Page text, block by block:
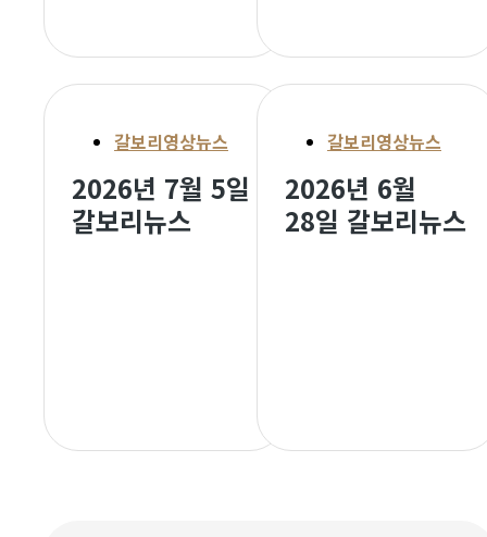
갈보리영상뉴스
2026년 7월 5일
갈보리뉴스
갈보리영상뉴스
2026년 6월
28일 갈보리뉴스